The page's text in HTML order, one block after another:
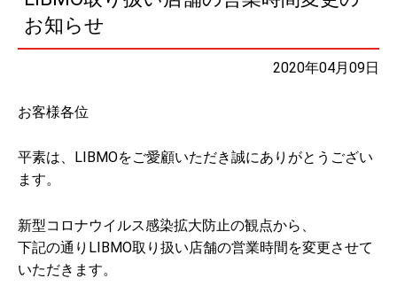
お知らせ
2020年04月09日
お客様各位
平素は、LIBMOをご愛顧いただき誠にありがとうござい
ます。
新型コロナウイルス感染拡大防止の観点から、
下記の通りLIBMO取り扱い店舗の営業時間を変更させて
いただきます。